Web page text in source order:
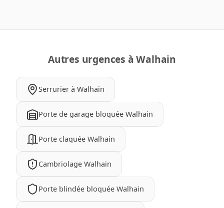
Autres urgences à Walhain
Serrurier à Walhain
Porte de garage bloquée Walhain
Porte claquée Walhain
Cambriolage Walhain
Porte blindée bloquée Walhain